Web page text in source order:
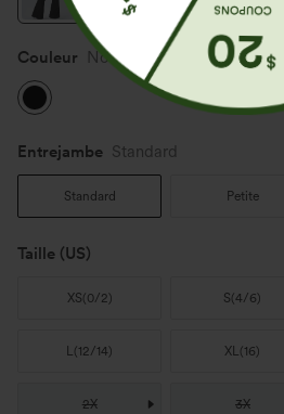
Couleur Noir
Entrejambe️ Standard
Standard Petite
Taille (US)
XS(0/2) S(4/6)
L(12/14) XL(16)
2X 3X